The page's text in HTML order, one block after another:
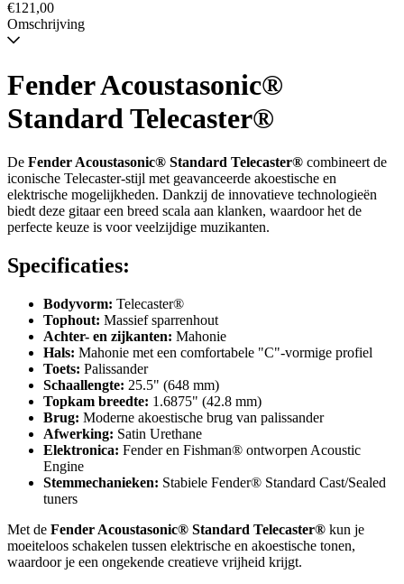
€121,00
Omschrijving
Fender Acoustasonic®
Standard Telecaster®
De Fender Acoustasonic® Standard Telecaster® combineert de
iconische Telecaster-stijl met geavanceerde akoestische en
elektrische mogelijkheden. Dankzij de innovatieve technologieën
biedt deze gitaar een breed scala aan klanken, waardoor het de
perfecte keuze is voor veelzijdige muzikanten.
Specificaties:
Bodyvorm: Telecaster®
Tophout: Massief sparrenhout
Achter- en zijkanten: Mahonie
Hals: Mahonie met een comfortabele "C"-vormige profiel
Toets: Palissander
Schaallengte: 25.5" (648 mm)
Topkam breedte: 1.6875" (42.8 mm)
Brug: Moderne akoestische brug van palissander
Afwerking: Satin Urethane
Elektronica: Fender en Fishman® ontworpen Acoustic
Engine
Stemmechanieken: Stabiele Fender® Standard Cast/Sealed
tuners
Met de Fender Acoustasonic® Standard Telecaster® kun je
moeiteloos schakelen tussen elektrische en akoestische tonen,
waardoor je een ongekende creatieve vrijheid krijgt.